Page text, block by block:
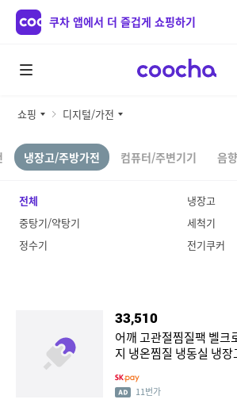
쿠차 앱에서 더 즐겁게 쇼핑하기
쇼핑 디지털/가전
냉장고/주방가전 컴퓨터/주변기기 음
전체
냉장고
중탕기/약탕기
세척기
정수기
전기쿠커
33,510
어깨 고관절찜질팩 벨크
지 냉온찜질 냉동실 냉장
11번가